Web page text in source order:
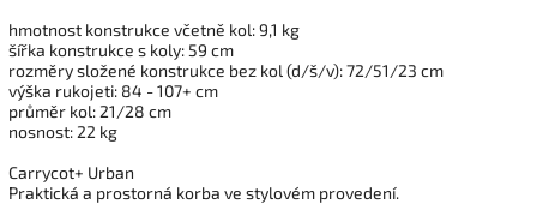
hmotnost konstrukce včetně kol: 9,1 kg
šířka konstrukce s koly: 59 cm
rozměry složené konstrukce bez kol (d/š/v): 72/51/23 cm
výška rukojeti: 84 - 107+ cm
průměr kol: 21/28 cm
nosnost: 22 kg
Carrycot+ Urban
Praktická a prostorná korba ve stylovém provedení.